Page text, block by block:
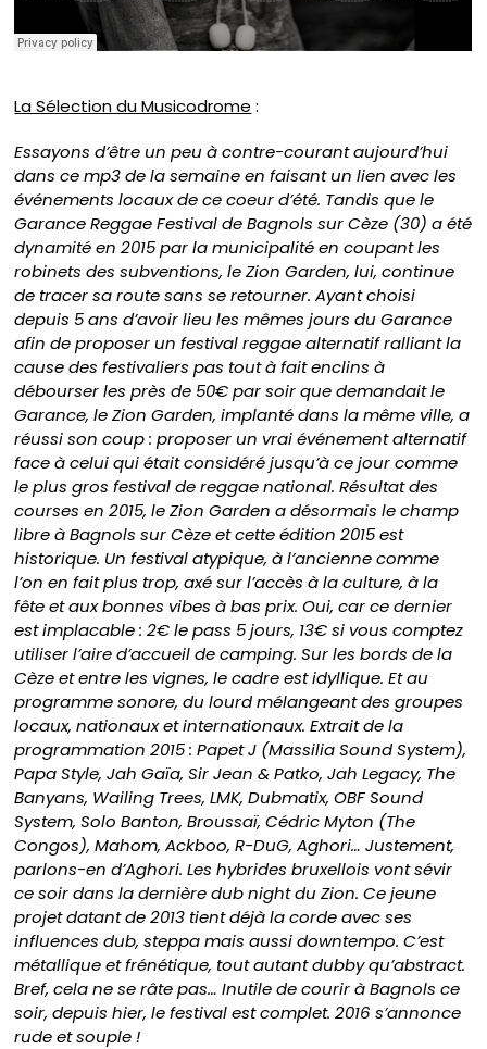
La Sélection du Musicodrome :
Essayons d’être un peu à contre-courant aujourd’hui
dans ce mp3 de la semaine en faisant un lien avec les
événements locaux de ce coeur d’été. Tandis que le
Garance Reggae Festival de Bagnols sur Cèze (30) a été
dynamité en 2015 par la municipalité en coupant les
robinets des subventions, le Zion Garden, lui, continue
de tracer sa route sans se retourner. Ayant choisi
depuis 5 ans d’avoir lieu les mêmes jours du Garance
afin de proposer un festival reggae alternatif ralliant la
cause des festivaliers pas tout à fait enclins à
débourser les près de 50€ par soir que demandait le
Garance, le Zion Garden, implanté dans la même ville, a
réussi son coup : proposer un vrai événement alternatif
face à celui qui était considéré jusqu’à ce jour comme
le plus gros festival de reggae national. Résultat des
courses en 2015, le Zion Garden a désormais le champ
libre à Bagnols sur Cèze et cette édition 2015 est
historique. Un festival atypique, à l’ancienne comme
l’on en fait plus trop, axé sur l’accès à la culture, à la
fête et aux bonnes vibes à bas prix. Oui, car ce dernier
est implacable : 2€ le pass 5 jours, 13€ si vous comptez
utiliser l’aire d’accueil de camping. Sur les bords de la
Cèze et entre les vignes, le cadre est idyllique. Et au
programme sonore, du lourd mélangeant des groupes
locaux, nationaux et internationaux. Extrait de la
programmation 2015 : Papet J (Massilia Sound System),
Papa Style, Jah Gaïa, Sir Jean & Patko, Jah Legacy, The
Banyans, Wailing Trees, LMK, Dubmatix, OBF Sound
System, Solo Banton, Broussaï, Cédric Myton (The
Congos), Mahom, Ackboo, R-DuG, Aghori… Justement,
parlons-en d’Aghori. Les hybrides bruxellois vont sévir
ce soir dans la dernière dub night du Zion. Ce jeune
projet datant de 2013 tient déjà la corde avec ses
influences dub, steppa mais aussi downtempo. C’est
métallique et frénétique, tout autant dubby qu’abstract.
Bref, cela ne se râte pas… Inutile de courir à Bagnols ce
soir, depuis hier, le festival est complet. 2016 s’annonce
rude et souple !